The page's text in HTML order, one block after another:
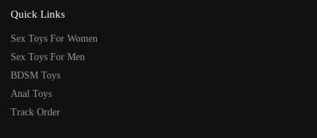
Quick Links
Sex Toys For Women
Sex Toys For Men
BDSM Toys
Anal Toys
Track Order